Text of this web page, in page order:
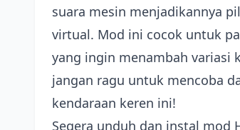
suara mesin menjadikannya
virtual. Mod ini cocok untuk
yang ingin menambah variasi
jangan ragu untuk mencoba
kendaraan keren ini!
Segera unduh dan instal mod